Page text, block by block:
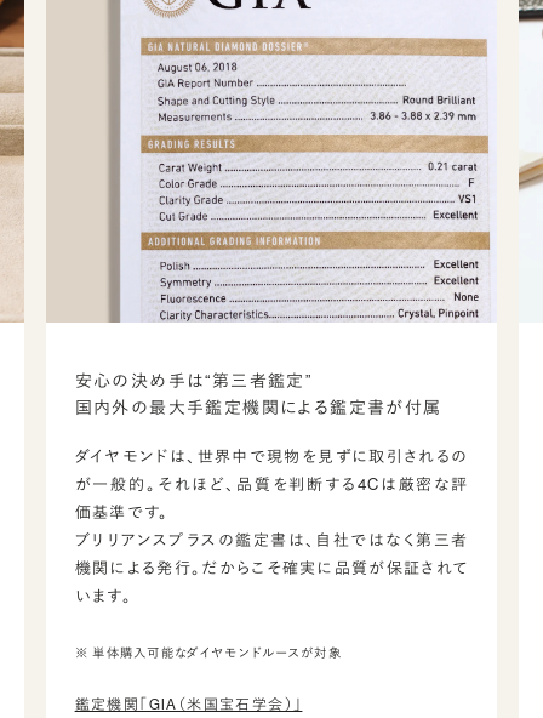
安心の決め手は“第三者鑑定”
国内外の最大手鑑定機関による鑑定書が付属
ダイヤモンドは、世界中で現物を見ずに取引されるの
が一般的。それほど、品質を判断する4Cは厳密な評
価基準です。
ブリリアンスプラスの鑑定書は、自社ではなく第三者
機関による発行。だからこそ確実に品質が保証されて
います。
※ 単体購入可能なダイヤモンドルースが対象
鑑定機関「GIA（米国宝石学会）」